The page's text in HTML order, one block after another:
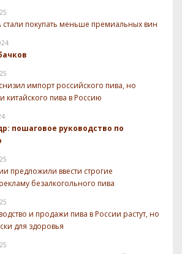
покупать меньше премиальных вин
импорт российского пива, но
китайского пива в Россию
пошаговое руководство по
предложили ввести строгие
безалкогольного пива
и продажи пива в России растут, но
для здоровья